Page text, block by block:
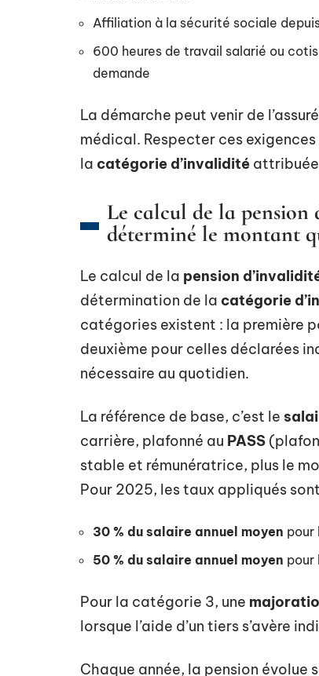
Affiliation à la sécurité sociale
600 heures de travail salarié ou
demande
La démarche peut venir de
médical. Respecter ces
la catégorie d’invalidité
Le calcul de la pension
déterminé le montant
Le calcul de la pension
détermination de la catégorie
catégories existent : la première
deuxième pour celles déclarées
nécessaire au quotidien.
La référence de base, c’est le
carrière, plafonné au PASS
stable et rémunératrice, plus le
Pour 2025, les taux appliqués
30 % du salaire annuel moyen pour
50 % du salaire annuel moyen pour
Pour la catégorie 3, une
lorsque l’aide d’un tiers s’avère
Chaque année, la pension évolue